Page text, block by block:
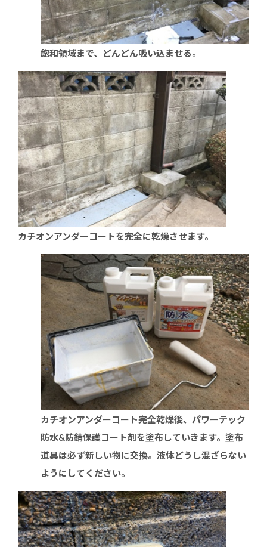
飽和領域まで、どんどん吸い込ませる。
カチオンアンダーコートを完全に乾燥させます。
カチオンアンダーコート完全乾燥後、パワーテック
防水&防錆保護コート剤を塗布していきます。塗布
道具は必ず新しい物に交換。液体どうし混ざらない
ようにしてください。